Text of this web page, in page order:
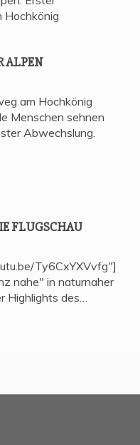
ALPEN
am Hochkönig
Menschen sehnen
Abwechslung.
FLUGSCHAU
Ty6CxYXVvfg"]
nahe" in naturnaher
Highlights des…